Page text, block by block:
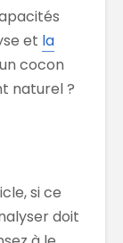
et la
cocon
naturel ?
si ce
doit